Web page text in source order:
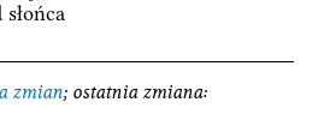
zmian; ostatnia zmiana: